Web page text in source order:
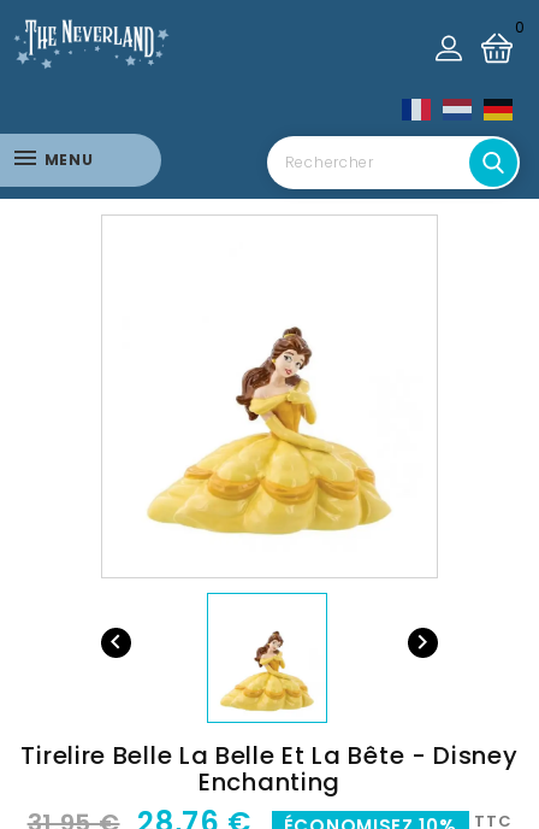
0
MENU
 
Tirelire Belle La Belle Et La Bête - Disney
Enchanting
TTC